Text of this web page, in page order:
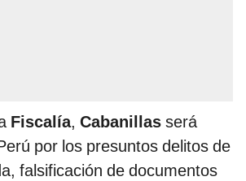
Fiscalía, Cabanillas será
por los presuntos delitos de
falsificación de documentos